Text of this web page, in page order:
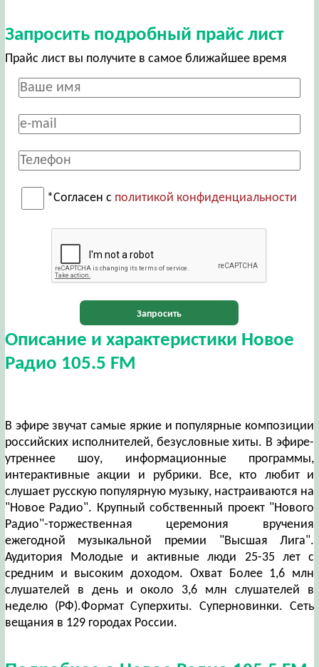
Запросить подробный прайс лист
Прайс лист вы получите в самое ближайшее время
*Согласен с политикой конфиденциальности
Запросить
Описание и характеристики Новое
Радио 105.5 FM
В эфире звучат самые яркие и популярные композиции
российских исполнителей, безусловные хиты. В эфире-
утреннее шоу, информационные программы,
интерактивные акции и рубрики. Все, кто любит и
слушает русскую популярную музыку, настраиваются на
"Новое Радио". Крупный собственный проект "Нового
Радио"-торжественная церемония вручения
ежегодной музыкальной премии "Высшая Лига".
Аудитория Молодые и активные люди 25-35 лет с
средним и высоким доходом. Охват Более 1,6 млн
слушателей в день и около 3,6 млн слушателей в
неделю (РФ).Формат Суперхиты. Суперновинки. Сеть
вещания в 129 городах России.